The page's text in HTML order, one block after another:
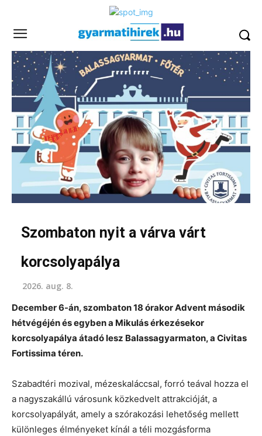
Szombaton nyit a várva várt
korcsolyapálya
2026. aug. 8.
December 6-án, szombaton 18 órakor Advent második
hétvégéjén és egyben a Mikulás érkezésekor
korcsolyapálya átadó lesz Balassagyarmaton, a Civitas
Fortissima téren.
Szabadtéri mozival, mézeskaláccsal, forró teával hozza el
a nagyszakállú városunk közkedvelt attrakcióját, a
korcsolyapályát, amely a szórakozási lehetőség mellett
különleges élményeket kínál a téli mozgásforma